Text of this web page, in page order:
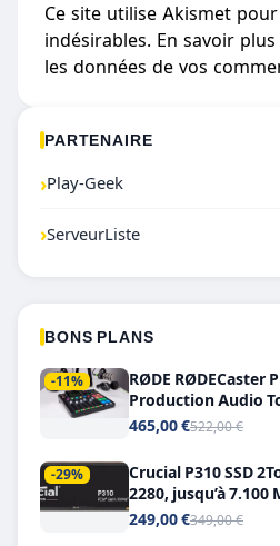
Ce site utilise Akismet
indésirables. En savoir
les données de vos
PARTENAIRE
›Play-Geek
›ServeurListe
BONS PLANS
-11%
RØDE RØDECaster
Production Audio
Double USB-C
465,00 €522,00 €
-29%
Crucial P310 SSD
2280, jusqu’à 7.100
249,00 €349,00 €